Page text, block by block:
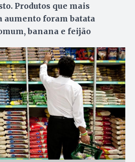
Produtos que mais
foram batata
banana e feijão